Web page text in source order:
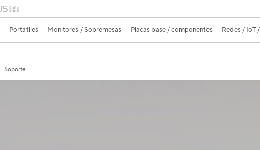
Portátiles Monitores / Sobremesas Placas base / componentes Redes / IoT
Soporte